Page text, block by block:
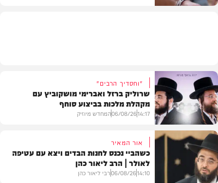
סינגלים
"וחסדיך הרבים"
שרוליק ברזל ואברימי מושקוביץ עם
מקהלת מלכות בביצוע סוחף
14:17
06/08/26המחדש מיוזיק
אור המאיר
כשהביי נכנס לחנות הבדים ויצא עם עטיפה
לאולר | הרב ליאור כהן
14:10
06/08/26רבי ליאור כהן